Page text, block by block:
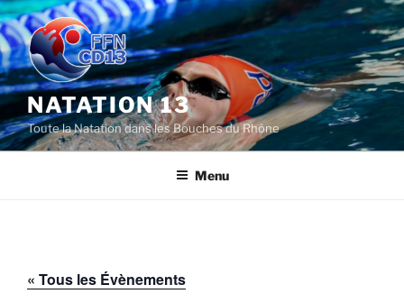
Aller
au
contenu
principal
NATATION 13
Toute la Natation dans les Bouches du Rhône
Menu
« Tous les Évènements